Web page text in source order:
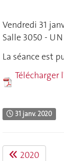
Vendredi 31
Salle 3050 -
La séance est
Télécharger
31 janv. 2020
2020